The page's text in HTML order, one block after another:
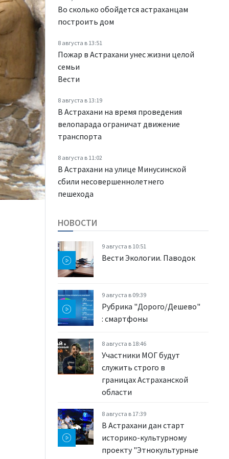
Во сколько обойдется астраханцам
построить дом
8 августа в 13:51
Пожар в Астрахани унес жизни целой
семьи
Вести
8 августа в 13:19
В Астрахани на время проведения
велопарада ограничат движение
транспорта
8 августа в 11:02
В Астрахани на улице Минусинской
сбили несовершеннолетнего
пешехода
НОВОСТИ
9 августа в 10:51
Вести Экологии. Паводок
9 августа в 09:39
Рубрика "Дорого/Дешево"
: смартфоны
8 августа в 18:46
Участники МОГ будут
служить строго в
границах Астраханской
области
8 августа в 17:39
В Астрахани дан старт
историко-культурному
проекту "Этнокультурные